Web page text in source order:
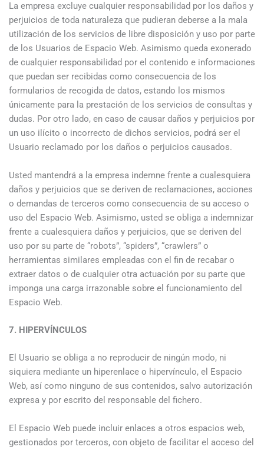
La empresa excluye cualquier responsabilidad por los daños y
perjuicios de toda naturaleza que pudieran deberse a la mala
utilización de los servicios de libre disposición y uso por parte
de los Usuarios de Espacio Web. Asimismo queda exonerado
de cualquier responsabilidad por el contenido e informaciones
que puedan ser recibidas como consecuencia de los
formularios de recogida de datos, estando los mismos
únicamente para la prestación de los servicios de consultas y
dudas. Por otro lado, en caso de causar daños y perjuicios por
un uso ilícito o incorrecto de dichos servicios, podrá ser el
Usuario reclamado por los daños o perjuicios causados.
Usted mantendrá a la empresa indemne frente a cualesquiera
daños y perjuicios que se deriven de reclamaciones, acciones
o demandas de terceros como consecuencia de su acceso o
uso del Espacio Web. Asimismo, usted se obliga a indemnizar
frente a cualesquiera daños y perjuicios, que se deriven del
uso por su parte de “robots”, “spiders”, “crawlers” o
herramientas similares empleadas con el fin de recabar o
extraer datos o de cualquier otra actuación por su parte que
imponga una carga irrazonable sobre el funcionamiento del
Espacio Web.
7. HIPERVÍNCULOS
El Usuario se obliga a no reproducir de ningún modo, ni
siquiera mediante un hiperenlace o hipervínculo, el Espacio
Web, así como ninguno de sus contenidos, salvo autorización
expresa y por escrito del responsable del fichero.
El Espacio Web puede incluir enlaces a otros espacios web,
gestionados por terceros, con objeto de facilitar el acceso del